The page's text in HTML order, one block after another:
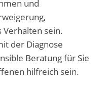
und
Verhalten sein.
der Diagnose
Beratung für Sie
hilfreich sein.